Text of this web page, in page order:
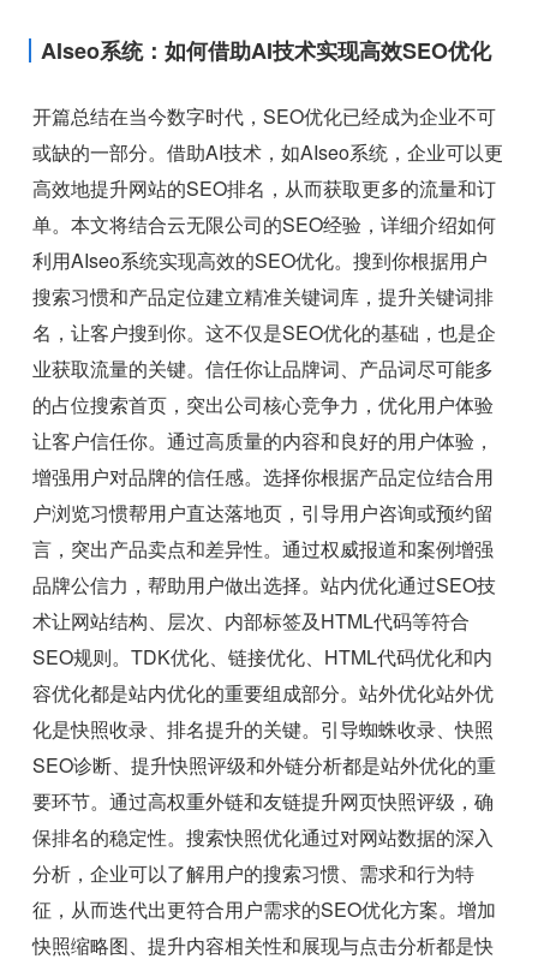
AIseo系统：如何借助AI技术实现高效SEO优化
开篇总结在当今数字时代，SEO优化已经成为企业不可
或缺的一部分。借助AI技术，如AIseo系统，企业可以更
高效地提升网站的SEO排名，从而获取更多的流量和订
单。本文将结合云无限公司的SEO经验，详细介绍如何
利用AIseo系统实现高效的SEO优化。搜到你根据用户
搜索习惯和产品定位建立精准关键词库，提升关键词排
名，让客户搜到你。这不仅是SEO优化的基础，也是企
业获取流量的关键。信任你让品牌词、产品词尽可能多
的占位搜索首页，突出公司核心竞争力，优化用户体验
让客户信任你。通过高质量的内容和良好的用户体验，
增强用户对品牌的信任感。选择你根据产品定位结合用
户浏览习惯帮用户直达落地页，引导用户咨询或预约留
言，突出产品卖点和差异性。通过权威报道和案例增强
品牌公信力，帮助用户做出选择。站内优化通过SEO技
术让网站结构、层次、内部标签及HTML代码等符合
SEO规则。TDK优化、链接优化、HTML代码优化和内
容优化都是站内优化的重要组成部分。站外优化站外优
化是快照收录、排名提升的关键。引导蜘蛛收录、快照
SEO诊断、提升快照评级和外链分析都是站外优化的重
要环节。通过高权重外链和友链提升网页快照评级，确
保排名的稳定性。搜索快照优化通过对网站数据的深入
分析，企业可以了解用户的搜索习惯、需求和行为特
征，从而迭代出更符合用户需求的SEO优化方案。增加
快照缩略图、提升内容相关性和展现与点击分析都是快